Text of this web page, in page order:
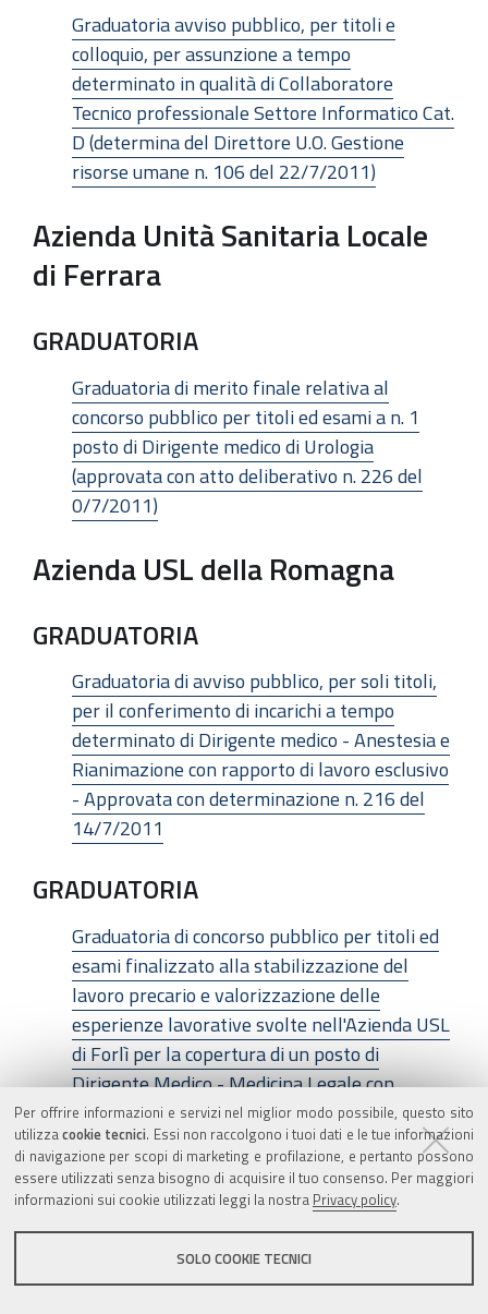
Per offrire informazioni e servizi nel miglior modo possibile, questo sito
utilizzacookie tecnici. Essi non raccolgono i tuoi dati e le tue informazioni
di navigazione per scopi di marketing e profilazione, e pertanto possono
essere utilizzati senza bisogno di acquisire il tuo consenso. Per maggiori
informazioni sui cookie utilizzati leggi la nostra Privacy policy.
SOLO COOKIE TECNICI
Graduatoria avviso pubblico, per titoli e
colloquio, per assunzione a tempo
determinato in qualità di Collaboratore
Tecnico professionale Settore Informatico Cat.
D (determina del Direttore U.O. Gestione
risorse umane n. 106 del 22/7/2011)
Azienda Unità Sanitaria Locale
di Ferrara
GRADUATORIA
Graduatoria di merito finale relativa al
concorso pubblico per titoli ed esami a n. 1
posto di Dirigente medico di Urologia
(approvata con atto deliberativo n. 226 del
0/7/2011)
Azienda USL della Romagna
GRADUATORIA
Graduatoria di avviso pubblico, per soli titoli,
per il conferimento di incarichi a tempo
determinato di Dirigente medico - Anestesia e
Rianimazione con rapporto di lavoro esclusivo
- Approvata con determinazione n. 216 del
14/7/2011
GRADUATORIA
Graduatoria di concorso pubblico per titoli ed
esami finalizzato alla stabilizzazione del
lavoro precario e valorizzazione delle
esperienze lavorative svolte nell'Azienda USL
di Forlì per la copertura di un posto di
Dirigente Medico - Medicina Legale con
rapporto di lavoro esclusivo - Approvata con
delibera n. 246 del 28/7/2011
GRADUATORIA
Graduatoria dell’avviso pubblico, per soli titoli,
scaduto in data 26/4/2011 per Dirigente